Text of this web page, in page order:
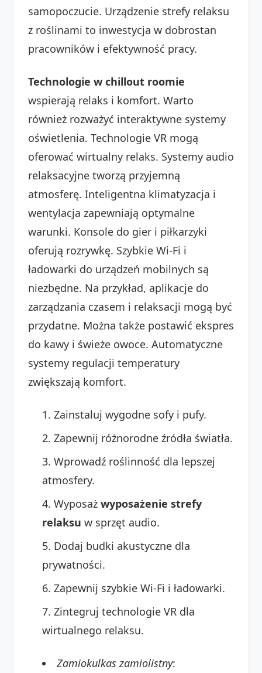
samopoczucie. Urządzenie strefy relaksu
z roślinami to inwestycja w dobrostan
pracowników i efektywność pracy.
Technologie w chillout roomie
wspierają relaks i komfort. Warto
również rozważyć interaktywne systemy
oświetlenia. Technologie VR mogą
oferować wirtualny relaks. Systemy audio
relaksacyjne tworzą przyjemną
atmosferę. Inteligentna klimatyzacja i
wentylacja zapewniają optymalne
warunki. Konsole do gier i piłkarzyki
oferują rozrywkę. Szybkie Wi-Fi i
ładowarki do urządzeń mobilnych są
niezbędne. Na przykład, aplikacje do
zarządzania czasem i relaksacji mogą być
przydatne. Można także postawić ekspres
do kawy i świeże owoce. Automatyczne
systemy regulacji temperatury
zwiększają komfort.
Zainstaluj wygodne sofy i pufy.
Zapewnij różnorodne źródła światła.
Wprowadź roślinność dla lepszej
atmosfery.
Wyposaż wyposażenie strefy
relaksu w sprzęt audio.
Dodaj budki akustyczne dla
prywatności.
Zapewnij szybkie Wi-Fi i ładowarki.
Zintegruj technologie VR dla
wirtualnego relaksu.
Zamiokulkas zamiolistny: